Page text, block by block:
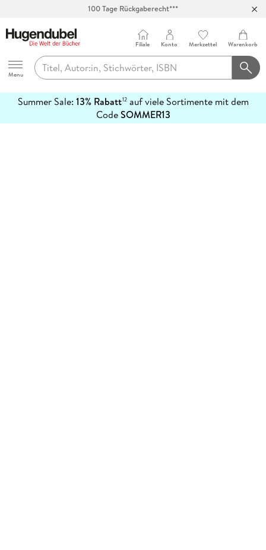
100 Tage Rückgaberecht***
Hugendubel
Menu
Filiale Konto Merkzettel Warenkorb
Summer Sale: 13% Rabatt12auf viele Sortimente mit dem
CodeSOMMER13
erfahren